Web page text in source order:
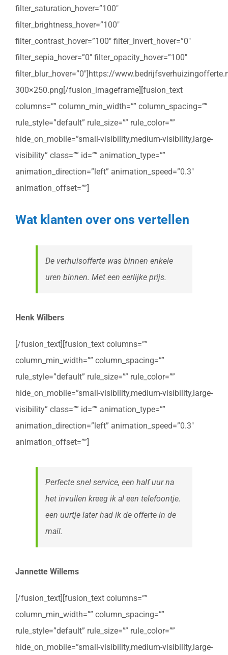
filter_saturation_hover=”100″
filter_brightness_hover=”100″
filter_contrast_hover=”100″ filter_invert_hover=”0″
filter_sepia_hover=”0″ filter_opacity_hover=”100″
filter_blur_hover=”0″]https://
300×250.png[/fusion_imageframe][fusion_text
columns=”” column_min_width=”” column_spacing=””
rule_style=”default” rule_size=”” rule_color=””
hide_on_mobile=”small-visibility,medium-visibility,large-
visibility” class=”” id=”” animation_type=””
animation_direction=”left” animation_speed=”0.3″
animation_offset=””]
Wat klanten over ons vertellen
De verhuisofferte was binnen enkele
uren binnen. Met een eerlijke prijs.
Henk Wilbers
[/fusion_text][fusion_text columns=””
column_min_width=”” column_spacing=””
rule_style=”default” rule_size=”” rule_color=””
hide_on_mobile=”small-visibility,medium-visibility,large-
visibility” class=”” id=”” animation_type=””
animation_direction=”left” animation_speed=”0.3″
animation_offset=””]
Perfecte snel service, een half uur na
het invullen kreeg ik al een telefoontje.
een uurtje later had ik de offerte in de
mail.
Jannette Willems
[/fusion_text][fusion_text columns=””
column_min_width=”” column_spacing=””
rule_style=”default” rule_size=”” rule_color=””
hide_on_mobile=”small-visibility,medium-visibility,large-